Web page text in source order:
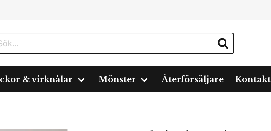
& virknålar Mönster Återförsäljare Kontakt